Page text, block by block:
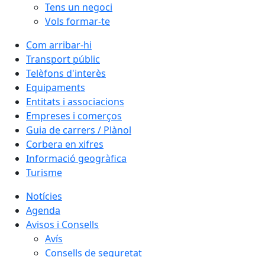
Tens un negoci
Vols formar-te
Com arribar-hi
Transport públic
Telèfons d'interès
Equipaments
Entitats i associacions
Empreses i comerços
Guia de carrers / Plànol
Corbera en xifres
Informació geogràfica
Turisme
Notícies
Agenda
Avisos i Consells
Avís
Consells de seguretat